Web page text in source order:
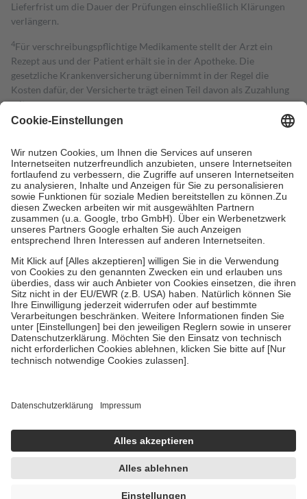
Lieferfrist um die Dauer der Prüfungen einschließlich Klärungen
verlängern.
4Für verschreibungspflichtige Medikamente stellt der Arzt ein
Rezept aus und der Patient erhält sie in der Apotheke. Die
gesetzliche Krankenversicherung übernimmt in der Regel die
Kosten dafür, der Versicherte trägt einen Teil davon als Zuzahlung
mit.
Grundsätzlich leisten Mitglieder Zuzahlungen in Höhe von zehn
höchstens zehn Euro.
Es sind jedoch nie mehr als die tatsächlichen
Kosten der Leistung zu entrichten.
Diese Regeln gelten grundsätzlich auch für Online-Apotheken.
Bei Heilmitteln und häuslicher Krankenpflege beträgt die
Zuzahlung zehn Prozent der Kosten sowie zehn Euro je
Verordnung.
Um das Engagement der Versicherten für ihre eigene Gesundheit zu
stärken und die besondere Stellung der Familie zu unterstützen,
fallenkeine Zuzahlungenan bei:
• Kindern und Jugendlichen bis zum vollendeten 18. Lebensjahr
mit Ausnahme der Fahrkosten
• Untersuchungen zur Vorsorge und Früherkennung, die von der
GKV getragen werden
• empfohlenen Schutzimpfungen
• Harn- und Blutteststreifen
getroffen, um sicherzustellen, dass es sich um echte Bewertungen
https://help.etrusted.com/hc/de/articles/4419944605341
Einige Bilder und Inhalte wurden unter Zuhilfenahme künstlicher